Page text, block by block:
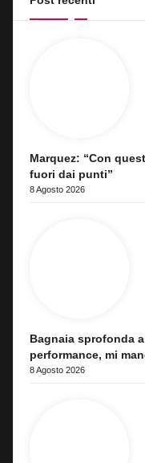
Marquez: “Con
fuori dai punti”
8 Agosto 2026
Bagnaia sprofonda
performance, mi
8 Agosto 2026